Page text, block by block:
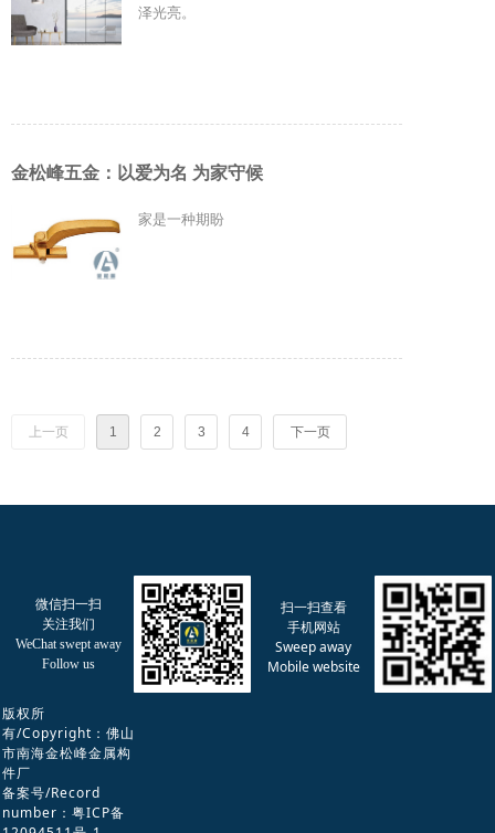
泽光亮。
金松峰五金：以爱为名 为家守候
家是一种期盼
上一页 1 2 3 4 下一页
微信扫一扫
关注我们
WeChat swept away
Follow us
扫一扫查看
手机网站
Sweep away
Mobile website
版权所
有/Copyright：佛山
市南海金松峰金属构
件厂
备案号/Record
number： 粤ICP备